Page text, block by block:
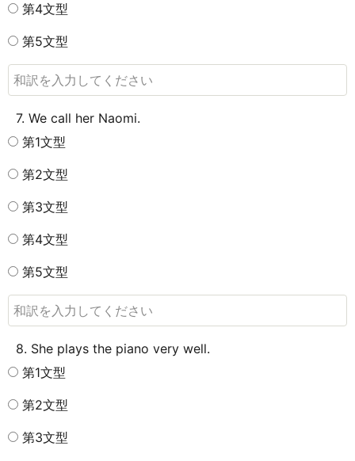
第4文型
第5文型
7. We call her Naomi.
第1文型
第2文型
第3文型
第4文型
第5文型
8. She plays the piano very well.
第1文型
第2文型
第3文型